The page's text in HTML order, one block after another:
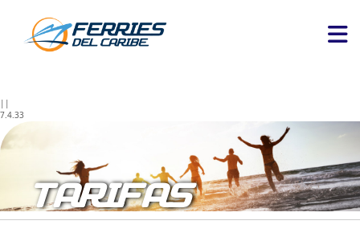
||
7.4.33
TARIFAS